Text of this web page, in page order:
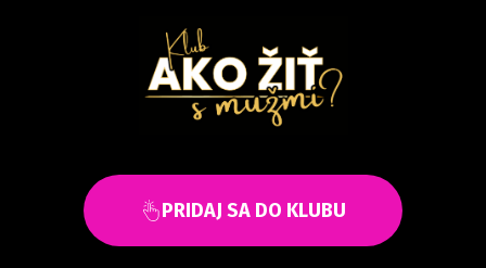
PRIDAJ SA DO KLUBU